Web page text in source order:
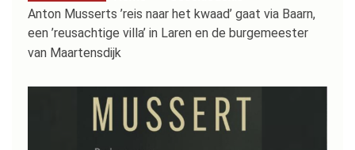
Anton Musserts ’reis naar het kwaad’ gaat via Baarn,
een ’reusachtige villa’ in Laren en de burgemeester
van Maartensdijk